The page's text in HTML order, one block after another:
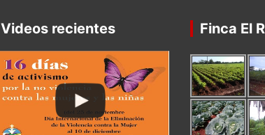
Videos recientes Finca El